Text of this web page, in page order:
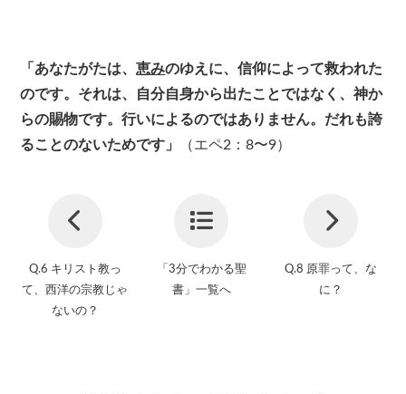
「あなたがたは、恵みのゆえに、信仰によって救われた
のです。それは、自分自身から出たことではなく、神か
らの賜物です。行いによるのではありません。だれも誇
ることのないためです」
（エペ2：8〜9）
Q.6 キリスト教っ
て、西洋の宗教じゃ
ないの？
「3分でわかる聖
書」一覧へ
Q.8 原罪って、な
に？